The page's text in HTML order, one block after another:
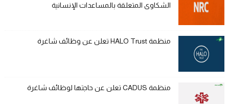
الشكاوى المتعلقة بالمساعدات الإنسانية
منظمة HALO Trust تعلن عن وظائف شاغرة
منظمة CADUS تعلن عن حاجتها لوظائف شاغرة